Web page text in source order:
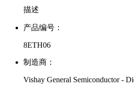
描述
产品编号：
8ETH06
制造商：
Vishay General Semiconductor -